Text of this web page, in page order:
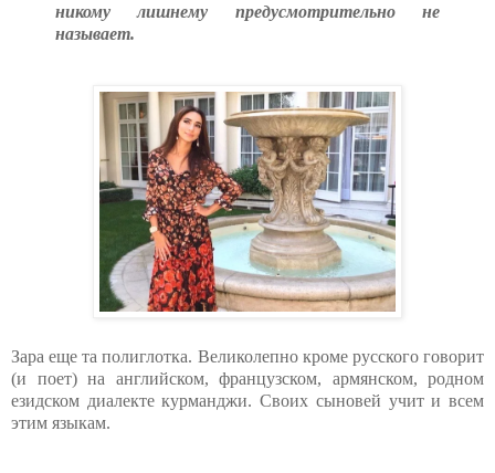
никому лишнему предусмотрительно не
называет.
Зара еще та полиглотка. Великолепно кроме русского говорит
(и поет) на английском, французском, армянском, родном
езидском диалекте курманджи. Своих сыновей учит и всем
этим языкам.